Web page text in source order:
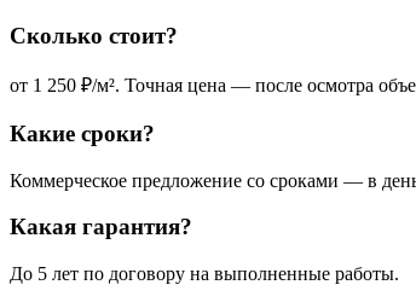
Сколько стоит?
от 1 250 ₽/м². Точная цена — после осмотра
Какие сроки?
Коммерческое предложение со сроками — в
Какая гарантия?
До 5 лет по договору на выполненные работы.